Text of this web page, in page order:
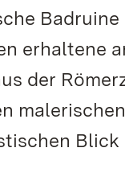
Badruine
erhaltene
der
malerischen
Blick